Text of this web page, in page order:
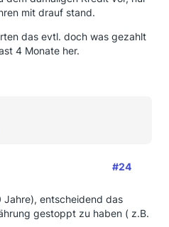
mit drauf stand.
das evtl. doch was gezahlt
4 Monate her.
#24
entscheidend das
gestoppt zu haben ( z.B.